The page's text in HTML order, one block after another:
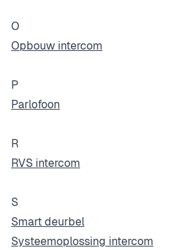
O
Opbouw intercom
P
Parlofoon
R
RVS intercom
S
Smart deurbel
Systeemoplossing intercom